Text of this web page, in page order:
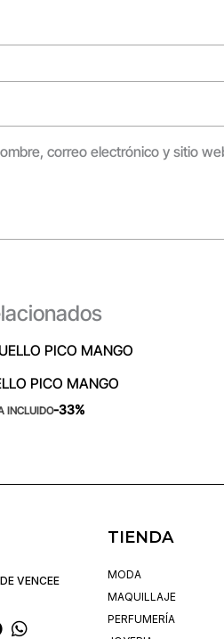
correo electrónico y sitio
PICO MANGO
INCLUIDO-33%
VENCEE
TIENDA
MODA
MAQUILLAJE
PERFUMERÍA